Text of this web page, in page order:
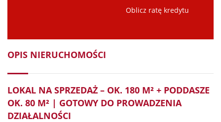
Oblicz ratę kredytu
OPIS NIERUCHOMOŚCI
LOKAL NA SPRZEDAŻ – OK. 180 M² + PODDASZE
OK. 80 M² | GOTOWY DO PROWADZENIA
DZIAŁALNOŚCI